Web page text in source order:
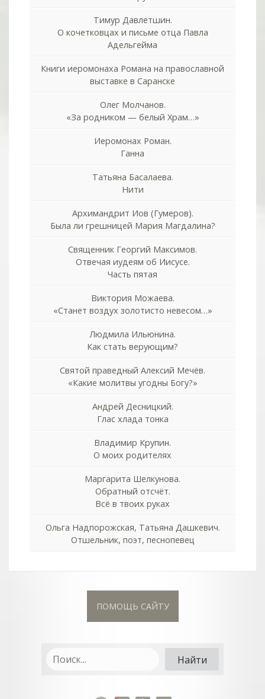
Тимур Давлетшин.
О кочетковцах и письме отца Павла
Адельгейма
Книги иеромонаха Романа на православной
выставке в Саранске
Олег Молчанов.
«За родником — белый Храм…»
Иеромонах Роман.
Ганна
Татьяна Басалаева.
Нити
Архимандрит Иов (Гумеров).
Была ли грешницей Мария Магдалина?
Священник Георгий Максимов.
Отвечая иудеям об Иисусе.
Часть пятая
Виктория Можаева.
«Станет воздух золотисто невесом…»
Людмила Ильюнина.
Как стать верующим?
Святой праведный Алексий Мечёв.
«Какие молитвы угодны Богу?»
Андрей Десницкий.
Глас хлада тонка
Владимир Крупин.
О моих родителях
Маргарита Шелкунова.
Обратный отсчёт.
Всё в твоих руках
Ольга Надпорожская, Татьяна Дашкевич.
Отшельник, поэт, песнопевец
ПОМОЩЬ САЙТУ